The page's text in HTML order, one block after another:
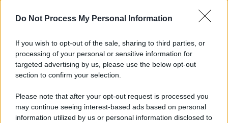
Do Not Process My Personal Information
If you wish to opt-out of the sale, sharing to third parties, or
processing of your personal or sensitive information for
targeted advertising by us, please use the below opt-out
section to confirm your selection.
Please note that after your opt-out request is processed you
may continue seeing interest-based ads based on personal
information utilized by us or personal information disclosed to
Newz Illinois
Gameland
Hig Tech Mag
Scoop Mag
Motors Magazine 365
Day Travel 365